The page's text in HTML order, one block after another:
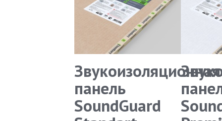
Звукоизоляционная
панель
SoundGuard